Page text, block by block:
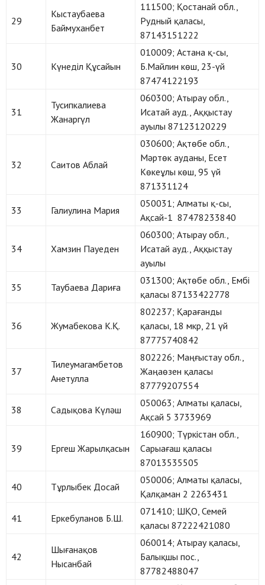
29
Кыстаубаева
Баймуханбет
111500; Қостанай обл.,
Рудный қаласы,
87143151222
30 Күнеділ Құсайын
010009; Астана қ-сы,
Б.Майлин көш, 23-үй
87474122193
31
Тусипкалиева
Жанаргүл
060300; Атырау обл.,
Исатай ауд., Аққыстау
ауылы 87123120229
32 Саитов Аблай
030600; Ақтөбе обл.,
Мәртөк ауданы, Есет
Көкеұлы көш, 95 үй
871331124
33 Галиулина Мария
050031; Алматы қ-сы,
Ақсай-1 87478233840
34 Хамзин Пауеден
060300; Атырау обл.,
Исатай ауд., Аққыстау
ауылы
35 Таубаева Дариға
031300; Ақтөбе обл., Ембі
қаласы 87133422778
36 Жумабекова К.Қ.
802237; Қарағанды
қаласы, 18 мкр, 21 үй
87775740842
37
Тилеумагамбетов
Анетулла
802226; Маңғыстау обл.,
Жаңаөзен қаласы
87779207554
38 Садықова Күләш
050063; Алматы қаласы,
Ақсай 5 3733969
39 Ергеш Жарылқасын
160900; Түркістан обл.,
Сарыағаш қаласы
87013535505
40 Тұрлыбек Досай
050006; Алматы қаласы,
Қалқаман 2 2263431
41 Еркебуланов Б.Ш.
071410; ШҚО, Семей
қаласы 87222421080
42
Шығанақов
Нысанбай
060014; Атырау қаласы,
Балықшы пос.,
87782488047